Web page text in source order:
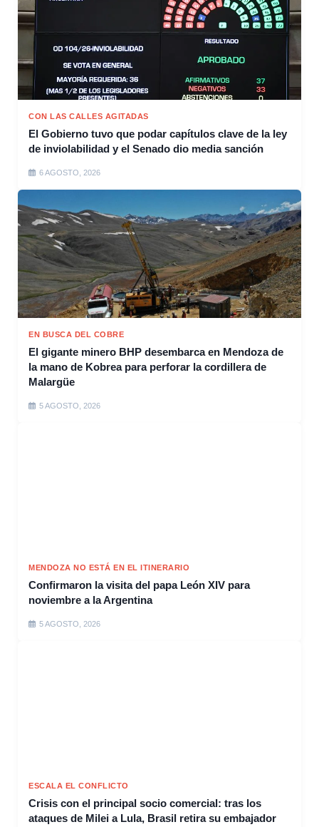
CON LAS CALLES AGITADAS
El Gobierno tuvo que podar capítulos clave de la ley
de inviolabilidad y el Senado dio media sanción
6 AGOSTO, 2026
EN BUSCA DEL COBRE
El gigante minero BHP desembarca en Mendoza de
la mano de Kobrea para perforar la cordillera de
Malargüe
5 AGOSTO, 2026
MENDOZA NO ESTÁ EN EL ITINERARIO
Confirmaron la visita del papa León XIV para
noviembre a la Argentina
5 AGOSTO, 2026
ESCALA EL CONFLICTO
Crisis con el principal socio comercial: tras los
ataques de Milei a Lula, Brasil retira su embajador